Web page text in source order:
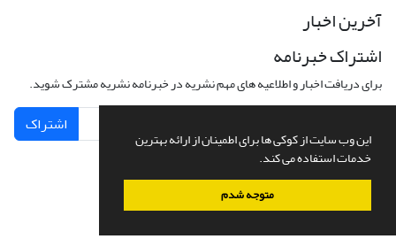
این وب سایت از کوکی ها برای اطمینان از ارائه بهترین
خدمات استفاده می کند.
متوجه شدم
آخرین اخبار
اشتراک خبرنامه
برای دریافت اخبار و اطلاعیه های مهم نشریه در خبرنامه نشریه مشترک شوید.
اشتراک
سامانه مدیریت نشریات علمی.طراحی و پیاده سازی ازسیناوب